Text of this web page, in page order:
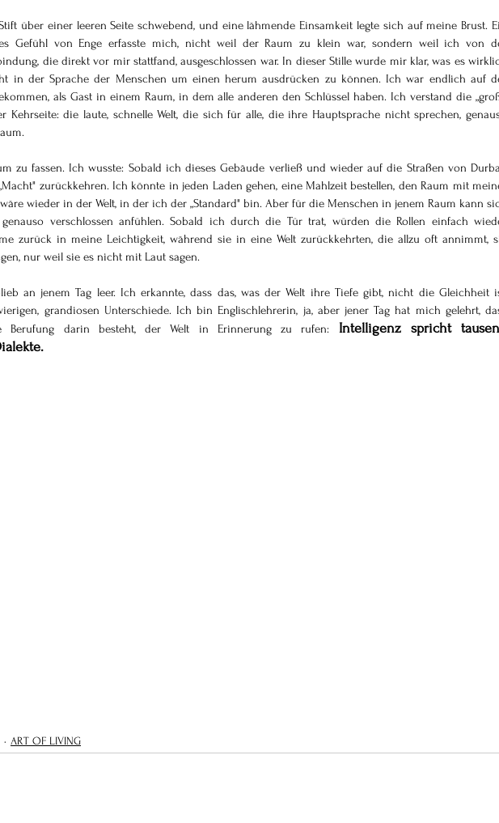
über einer leeren Seite schwebend, und eine lähmende Einsamkeit legte sich auf meine Brust.
Gefühl von Enge erfasste mich, nicht weil der Raum zu klein war, sondern weil ich von
die direkt vor mir stattfand, ausgeschlossen war. In dieser Stille wurde mir klar, was es
in der Sprache der Menschen um einen herum ausdrücken zu können. Ich war endlich auf
als Gast in einem Raum, in dem alle anderen den Schlüssel haben. Ich verstand die
Kehrseite: die laute, schnelle Welt, die sich für alle, die ihre Hauptsprache nicht sprechen,
zu fassen. Ich wusste: Sobald ich dieses Gebäude verließ und wieder auf die Straßen von
zurückkehren. Ich könnte in jeden Laden gehen, eine Mahlzeit bestellen, den Raum mit
wieder in der Welt, in der ich der „Standard" bin. Aber für die Menschen in jenem Raum kann
verschlossen anfühlen. Sobald ich durch die Tür trat, würden die Rollen einfach
zurück in meine Leichtigkeit, während sie in eine Welt zurückkehrten, die allzu oft annimmt,
nur weil sie es nicht mit Laut sagen.
an jenem Tag leer. Ich erkannte, dass das, was der Welt ihre Tiefe gibt, nicht die Gleichheit
grandiosen Unterschiede. Ich bin Englischlehrerin, ja, aber jener Tag hat mich gelehrt,
Berufung darin besteht, der Welt in Erinnerung zu rufen: Intelligenz spricht
ART OF LIVING